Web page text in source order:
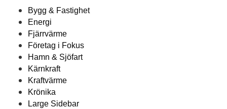
Bygg & Fastighet
Energi
Fjärrvärme
Företag i Fokus
Hamn & Sjöfart
Kärnkraft
Kraftvärme
Krönika
Large Sidebar